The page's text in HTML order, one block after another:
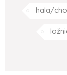
hala/